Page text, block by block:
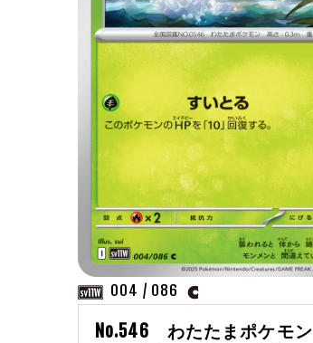
004 / 086
No.546 わたたまポケモン